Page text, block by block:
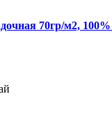
70гр/м2, 100%